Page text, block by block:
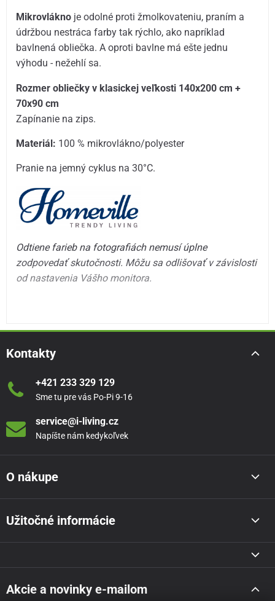
Mikrovlákno je odolné proti žmolkovateniu, praním a
údržbou nestráca farby tak rýchlo, ako napríklad
bavlnená obliečka. A oproti bavlne má ešte jednu
výhodu - nežehlí sa.
Rozmer obliečky v klasickej veľkosti 140x200 cm +
70x90 cm
Zapínanie na zips.
Materiál: 100 % mikrovlákno/polyester
Pranie na jemný cyklus na 30°C.
Odtiene farieb na fotografiách nemusí úplne
zodpovedať skutočnosti. Môžu sa odlišovať v závislosti
od nastavenia Vášho monitora.
Kontakty
+421 233 329 129
Sme tu pre vás Po-Pi 9-16
service@i-living.cz
Napíšte nám kedykoľvek
O nákupe
Užitočné informácie
Akcie a novinky e-mailom